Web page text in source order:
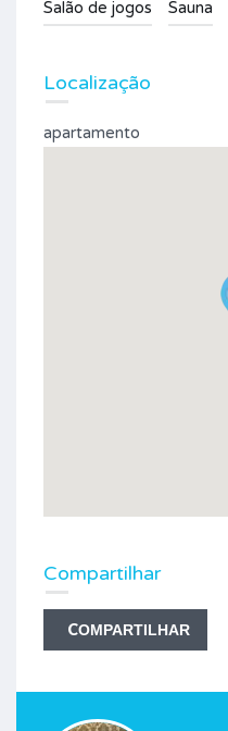
Salão de jogos Sauna
Localização
apartamento
Compartilhar
COMPARTILHAR